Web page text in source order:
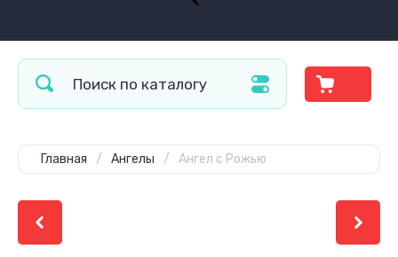
Главная / Ангелы / Ангел с Рожью